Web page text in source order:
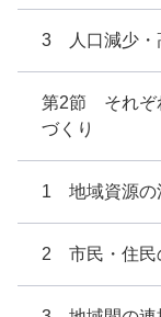
3 人口減少・
第2節 それぞ
づくり
1 地域資源の
2 市民・住民